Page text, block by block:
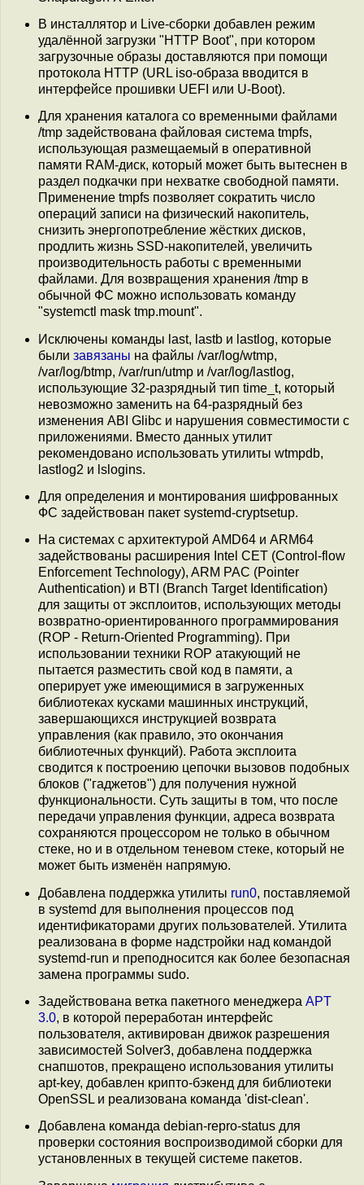
В инсталлятор и Live-сборки добавлен режим
удалённой загрузки "HTTP Boot", при котором
загрузочные образы доставляются при помощи
протокола HTTP (URL iso-образа вводится в
интерфейсе прошивки UEFI или U-Boot).
Для хранения каталога со временными файлами
/tmp задействована файловая система tmpfs,
использующая размещаемый в оперативной
памяти RAM-диск, который может быть вытеснен в
раздел подкачки при нехватке свободной памяти.
Применение tmpfs позволяет сократить число
операций записи на физический накопитель,
снизить энергопотребление жёстких дисков,
продлить жизнь SSD-накопителей, увеличить
производительность работы с временными
файлами. Для возвращения хранения /tmp в
обычной ФС можно использовать команду
"systemctl mask tmp.mount".
Исключены команды last, lastb и lastlog, которые
были завязаны на файлы /var/log/wtmp,
/var/log/btmp, /var/run/utmp и /var/log/lastlog,
использующие 32-разрядный тип time_t, который
невозможно заменить на 64-разрядный без
изменения ABI Glibc и нарушения совместимости с
приложениями. Вместо данных утилит
рекомендовано использовать утилиты wtmpdb,
lastlog2 и lslogins.
Для определения и монтирования шифрованных
ФС задействован пакет systemd-cryptsetup.
На системах с архитектурой AMD64 и ARM64
задействованы расширения Intel CET (Control-flow
Enforcement Technology), ARM PAC (Pointer
Authentication) и BTI (Branch Target Identification)
для защиты от эксплоитов, использующих методы
возвратно-ориентированного программирования
(ROP - Return-Oriented Programming). При
использовании техники ROP атакующий не
пытается разместить свой код в памяти, а
оперирует уже имеющимися в загруженных
библиотеках кусками машинных инструкций,
завершающихся инструкцией возврата
управления (как правило, это окончания
библиотечных функций). Работа эксплоита
сводится к построению цепочки вызовов подобных
блоков ("гаджетов") для получения нужной
функциональности. Суть защиты в том, что после
передачи управления функции, адреса возврата
сохраняются процессором не только в обычном
стеке, но и в отдельном теневом стеке, который не
может быть изменён напрямую.
Добавлена поддержка утилиты run0, поставляемой
в systemd для выполнения процессов под
идентификаторами других пользователей. Утилита
реализована в форме надстройки над командой
systemd-run и преподносится как более безопасная
замена программы sudo.
Задействована ветка пакетного менеджера APT
3.0, в которой переработан интерфейс
пользователя, активирован движок разрешения
зависимостей Solver3, добавлена поддержка
снапшотов, прекращено использования утилиты
apt-key, добавлен крипто-бэкенд для библиотеки
OpenSSL и реализована команда 'dist-clean'.
Добавлена команда debian-repro-status для
проверки состояния воспроизводимой сборки для
установленных в текущей системе пакетов.